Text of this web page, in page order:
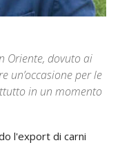
Oriente, dovuto ai
un’occasione per le
in un momento
l'export di carni